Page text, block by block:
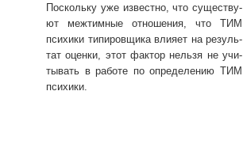
По­сколь­ку уже из­вест­но, что су­ще­ству­
ют ме­жтим­ные от­но­ше­ния, что ТИМ
пси­хи­ки ти­пи­ров­щи­ка вли­я­ет на ре­зуль­
тат оцен­ки, этот фак­тор нель­зя не учи­
ты­вать в ра­бо­те по опре­де­ле­нию ТИМ
пси­хи­ки.